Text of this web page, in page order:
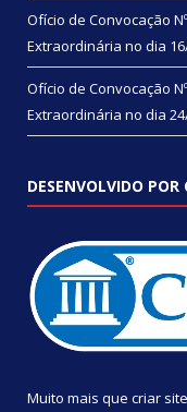
Ofício de Convocação
Extraordinária no dia
Ofício de Convocação
Extraordinária no dia
DESENVOLVIDO POR
Muito mais que criar site